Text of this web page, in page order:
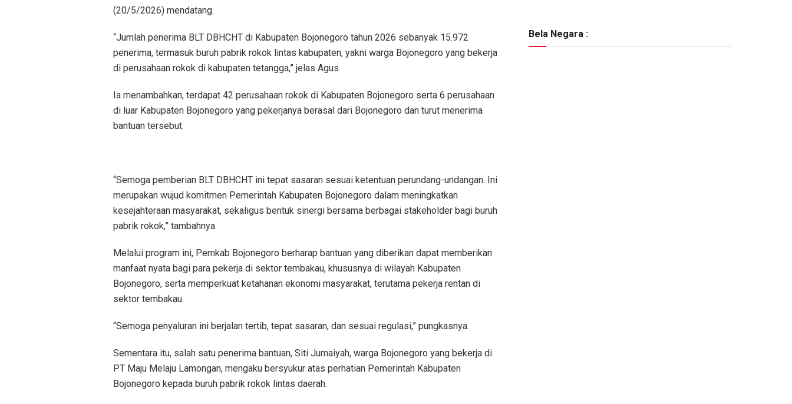
(20/5/2026) mendatang.
“Jumlah penerima BLT DBHCHT di Kabupaten Bojonegoro tahun 2026 sebanyak 15.972
penerima, termasuk buruh pabrik rokok lintas kabupaten, yakni warga Bojonegoro yang bekerja
di perusahaan rokok di kabupaten tetangga,” jelas Agus.
Ia menambahkan, terdapat 42 perusahaan rokok di Kabupaten Bojonegoro serta 6 perusahaan
di luar Kabupaten Bojonegoro yang pekerjanya berasal dari Bojonegoro dan turut menerima
bantuan tersebut.
“Semoga pemberian BLT DBHCHT ini tepat sasaran sesuai ketentuan perundang-undangan. Ini
merupakan wujud komitmen Pemerintah Kabupaten Bojonegoro dalam meningkatkan
kesejahteraan masyarakat, sekaligus bentuk sinergi bersama berbagai stakeholder bagi buruh
pabrik rokok,” tambahnya.
Melalui program ini, Pemkab Bojonegoro berharap bantuan yang diberikan dapat memberikan
manfaat nyata bagi para pekerja di sektor tembakau, khususnya di wilayah Kabupaten
Bojonegoro, serta memperkuat ketahanan ekonomi masyarakat, terutama pekerja rentan di
sektor tembakau.
“Semoga penyaluran ini berjalan tertib, tepat sasaran, dan sesuai regulasi,” pungkasnya.
Sementara itu, salah satu penerima bantuan, Siti Jumaiyah, warga Bojonegoro yang bekerja di
PT Maju Melaju Lamongan, mengaku bersyukur atas perhatian Pemerintah Kabupaten
Bojonegoro kepada buruh pabrik rokok lintas daerah.
Bela Negara :